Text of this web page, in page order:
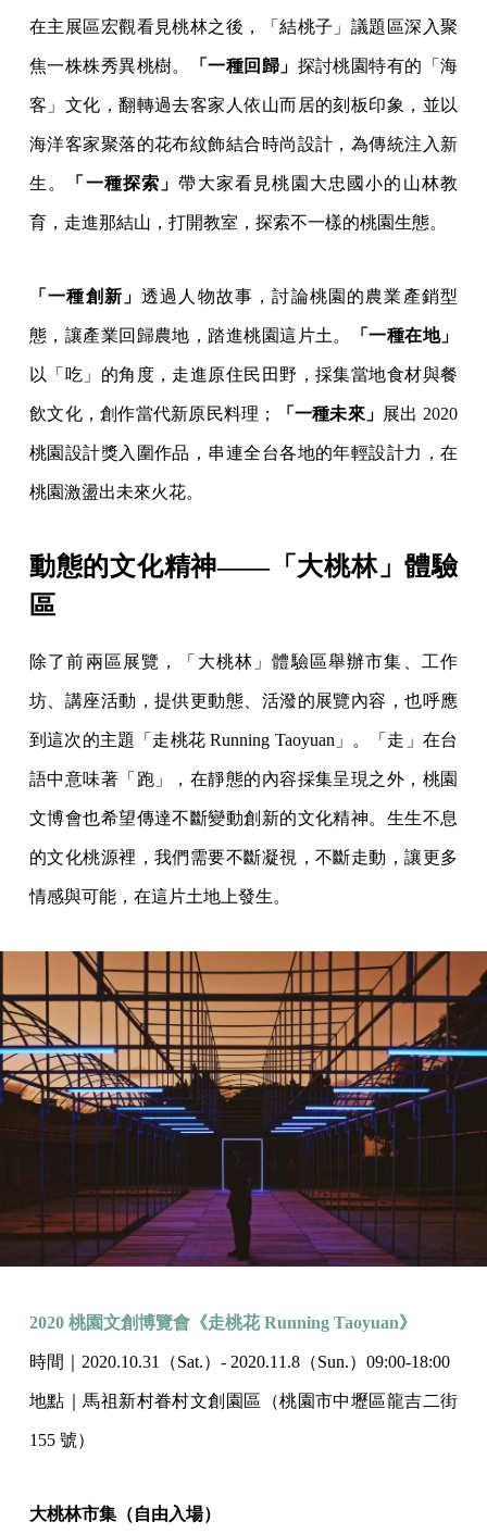
在主展區宏觀看見桃林之後，「結桃子」議題區深入聚
焦一株株秀異桃樹。 「一種回歸」 探討桃園特有的「海
客」文化，翻轉過去客家人依山而居的刻板印象，並以
海洋客家聚落的花布紋飾結合時尚設計，為傳統注入新
生。 「一種探索」帶大家看見桃園大忠國小的山林教
育，走進那結山，打開教室，探索不一樣的桃園生態。
「一種創新」透過人物故事，討論桃園的農業產銷型
態，讓產業回歸農地，踏進桃園這片土。 「一種在地」
以「吃」的角度，走進原住民田野，採集當地食材與餐
飲文化，創作當代新原民料理； 「一種未來」 展出 2020
桃園設計獎入圍作品，串連全台各地的年輕設計力，在
桃園激盪出未來火花。
動態的文化精神——「大桃林」體驗
區
除了前兩區展覽，「大桃林」體驗區舉辦市集、工作
坊、講座活動，提供更動態、活潑的展覽內容，也呼應
到這次的主題「走桃花 Running Taoyuan」。「走」在台
語中意味著「跑」，在靜態的內容採集呈現之外，桃園
文博會也希望傳達不斷變動創新的文化精神。生生不息
的文化桃源裡，我們需要不斷凝視，不斷走動，讓更多
情感與可能，在這片土地上發生。
2020 桃園文創博覽會《走桃花 Running Taoyuan》
時間｜2020.10.31（Sat.）- 2020.11.8（Sun.）09:00-18:00
地點｜馬祖新村眷村文創園區（桃園市中壢區龍吉二街
155 號）
大桃林市集（自由入場）